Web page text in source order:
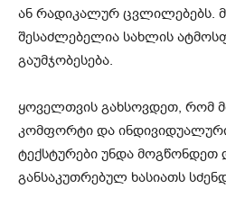
ან რადიკალურ ცვლილებებს.
შესაძლებელია სახლის
გაუმჯობესება.
ყოველთვის გახსოვდეთ, რომ
კომფორტი და ინდივიდუალური
ტექსტურები უნდა მოგწონდეთ
განსაკუთრებულ ხასიათს